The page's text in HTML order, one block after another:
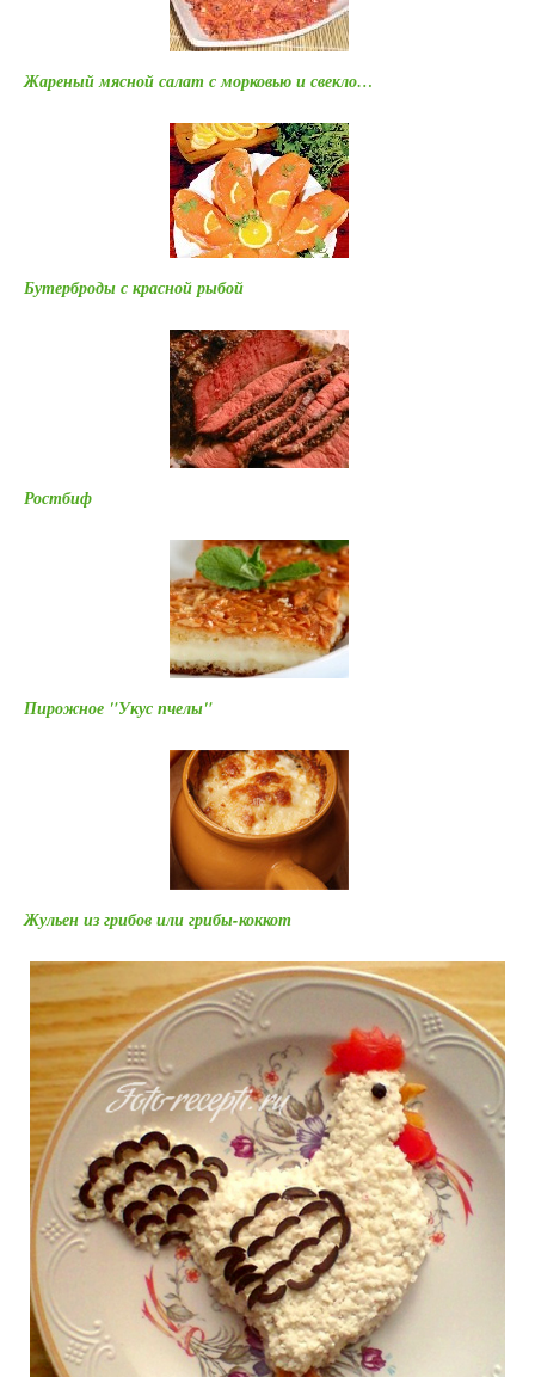
Жареный мясной салат с морковью и свекло…
Бутерброды с красной рыбой
Ростбиф
Пирожное "Укус пчелы"
Жульен из грибов или грибы-коккот